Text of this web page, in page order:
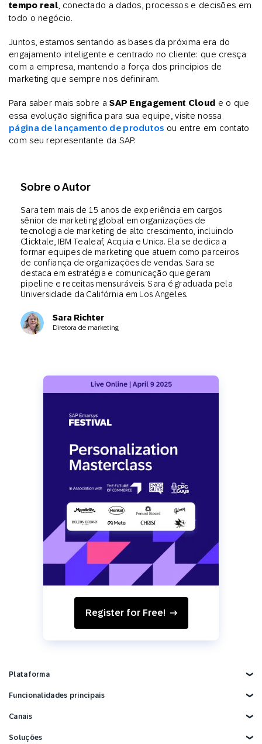
tempo real , conectado a dados, processos e decisões em
todo o negócio.
Juntos, estamos sentando as bases da próxima era do
engajamento inteligente e centrado no cliente: que cresça
com a empresa, mantendo a força dos princípios de
marketing que sempre nos definiram.
Para saber mais sobre aSAP Engagement Cloud e o que
essa evolução significa para sua equipe, visite nossa
página de lançamento de produtos ou entre em contato
com seu representante da SAP.
Sobre o Autor
Sara tem mais de 15 anos de experiência em cargos
sênior de marketing global em organizações de
tecnologia de marketing de alto crescimento, incluindo
Clicktale, IBM Tealeaf, Acquia e Unica. Ela se dedica a
formar equipes de marketing que atuem como parceiros
de confiança de organizações de vendas. Sara se
destaca em estratégia e comunicação que geram
pipeline e receitas mensuráveis. Sara é graduada pela
Universidade da Califórnia em Los Angeles.
Sara Richter
Diretora de marketing
Register for Free!
Plataforma
Explore Platform
Funcionalidades principais
Marketing com IA
Dados de clientes
Canais
E-mail
Soluções